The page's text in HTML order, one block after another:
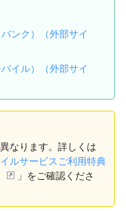
ンク）（外部サイ
イル）（外部サイ
なります。詳しくは
ルサービスご利用特典
」をご確認くださ